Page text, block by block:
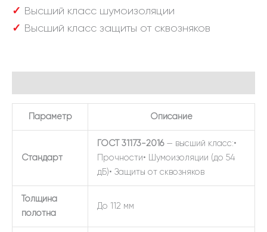
✓ Высший класс шумоизоляции
✓ Высший класс защиты от сквозняков
Параметр Описание
Стандарт
ГОСТ 31173-2016— высший класс:•
Прочности• Шумоизоляции (до 54
дБ)• Защиты от сквозняков
Толщина
полотна
До 112 мм